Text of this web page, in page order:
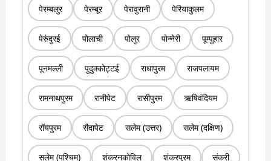
पेरम्बलुर पेरम्बूर पेरावुरानी पेरियाकुलम
पेरुंदुरई पोलाची पोलुर पोन्नेरी पूम्पुहार
पूनमल्ली पुदुक्कोट्टई राधापुरम राजपलायम
रामनाथपुरम रानीपेट रासीपुरम ऋषिवंदियम
रॉयपुरम सैदापेट सलेम (उत्तर) सलेम (दक्षिण)
सलेम (पश्चिम) शंकरनकोविल शंकरपुरम संकरी